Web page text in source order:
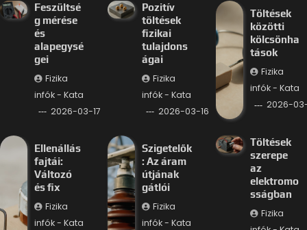
Feszültsé
g mérése
és
alapegysé
gei
Fizika
infók - Kata
2026-03-17
Pozitív
töltések
fizikai
tulajdons
ágai
Fizika
infók - Kata
2026-03-16
Töltések
közötti
kölcsönha
tások
Fizika
infók - Kata
2026-
Ellenállás
fajtái:
Változó
és fix
Fizika
infók - Kata
Szigetelők
: Az áram
útjának
gátlói
Fizika
infók - Kata
Töltések
szerepe
az
elektromo
sságban
Fizika